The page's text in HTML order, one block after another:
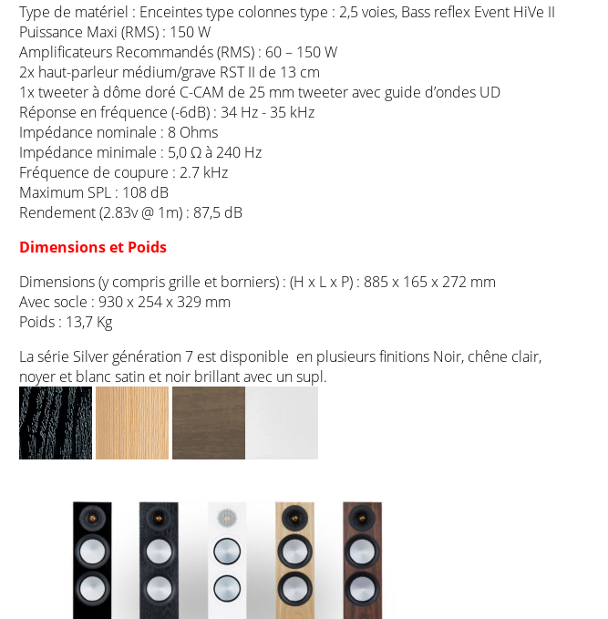
Type de matériel : Enceintes type colonnes type : 2,5 voies, Bass reflex Event HiVe II
Puissance Maxi (RMS) : 150 W
Amplificateurs Recommandés (RMS) : 60 – 150 W
2x haut-parleur médium/grave RST II de 13 cm
1x tweeter à dôme doré C-CAM de 25 mm tweeter avec guide d’ondes UD
Réponse en fréquence (-6dB) : 34 Hz ​​- 35 kHz
Impédance nominale : 8 Ohms
Impédance minimale : 5,0 Ω à 240 Hz
Fréquence de coupure : 2.7 kHz
Maximum SPL : 108 dB
Rendement (2.83v @ 1m) : 87,5 dB
Dimensions et Poids
Dimensions (y compris grille et borniers) : (H x L x P) : 885 x 165 x 272 mm
Avec socle : 930 x 254 x 329 mm
Poids : 13,7 Kg
La série Silver génération 7 est disponible en plusieurs finitions Noir, chêne clair,
noyer et blanc satin et noir brillant avec un supl.